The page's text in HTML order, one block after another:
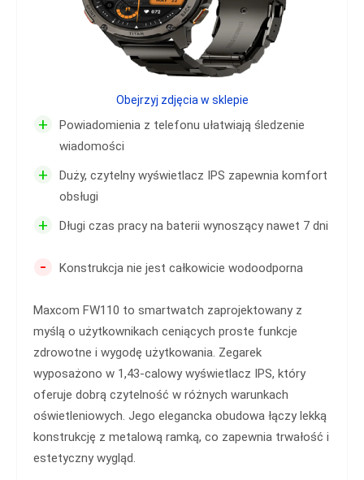
+
Powiadomienia z telefonu ułatwiają śledzenie
wiadomości
+
Duży, czytelny wyświetlacz IPS zapewnia komfort
obsługi
+ Długi czas pracy na baterii wynoszący nawet 7 dni
- Konstrukcja nie jest całkowicie wodoodporna
Maxcom FW110 to smartwatch zaprojektowany z
myślą o użytkownikach ceniących proste funkcje
zdrowotne i wygodę użytkowania. Zegarek
wyposażono w 1,43-calowy wyświetlacz IPS, który
oferuje dobrą czytelność w różnych warunkach
oświetleniowych. Jego elegancka obudowa łączy lekką
konstrukcję z metalową ramką, co zapewnia trwałość i
estetyczny wygląd.
Obejrzyj zdjęcia w sklepie